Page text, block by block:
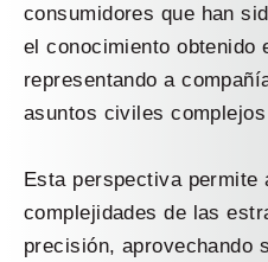
consumidores que han
el conocimiento obtenido
representando a
asuntos civiles
Esta perspectiva permite
complejidades de las
precisión, aprovechando